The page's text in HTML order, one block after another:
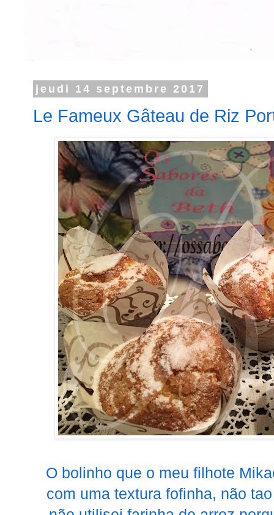
jeudi 14 septembre 2017
Le Fameux Gâteau de Riz
O bolinho que o meu filhote
com uma textura fofinha, não